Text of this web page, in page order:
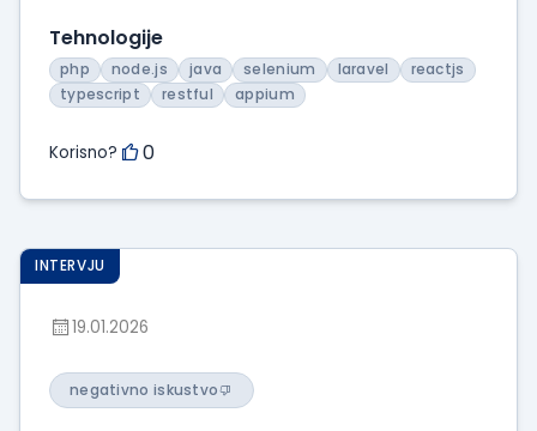
Tehnologije
php node.js java selenium laravel
reactjs
typescript
restful appium
Korisno? 0
INTERVJU
19.01.2026
negativno iskustvo